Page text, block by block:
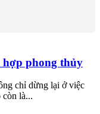
hợp phong thủy
chỉ dừng lại ở việc
còn là...